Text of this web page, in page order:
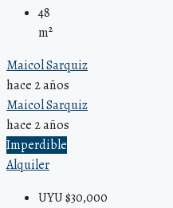
48
m²
Maicol Sarquiz
hace 2 años
Maicol Sarquiz
hace 2 años
Imperdible
Alquiler
UYU $30,000